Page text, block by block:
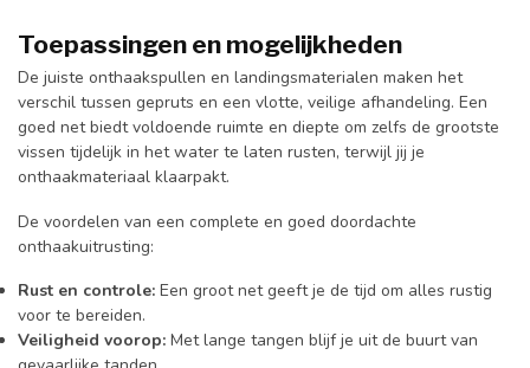
Toepassingen en mogelijkheden
De juiste onthaakspullen en landingsmaterialen maken het
verschil tussen gepruts en een vlotte, veilige afhandeling. Een
goed net biedt voldoende ruimte en diepte om zelfs de grootste
vissen tijdelijk in het water te laten rusten, terwijl jij je
onthaakmateriaal klaarpakt.
De voordelen van een complete en goed doordachte
onthaakuitrusting:
Rust en controle: Een groot net geeft je de tijd om alles rustig
voor te bereiden.
Veiligheid voorop: Met lange tangen blijf je uit de buurt van